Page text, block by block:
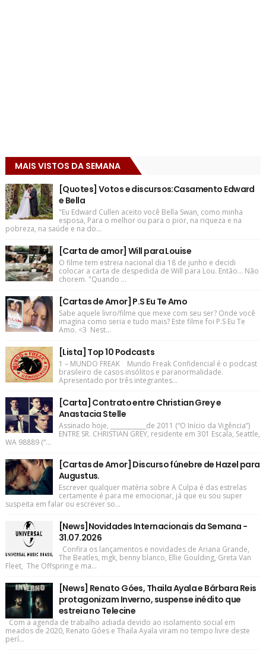
MAIS VISTOS DA SEMANA
[Quotes] Votos e discursos:Casamento Edward
e Bella
"Eu Edward Cullen aceito você Bella Swan, como minha
esposa, Para o melhor ou para o pior, na riqueza e na
pobreza, na saúde e na do...
[Carta de amor] Will para Louise
O filme tem estreia nacional dia 18 de junho e decidi
colocar a carta de despedida de Will para Lou. Então... Não
chorem. "Quando ...
[Cartas de Amor] P.S Eu Te Amo
Sabe aquele livro/filme que mexe com seu ser? Onde você
imagina como seria e tudo mais? Este filme foi P.S Eu Te
Amo. <3 Nest...
[Lista] Top 10 Podcasts
1 – MUNDO FREAK Mundo Freak Confidencial é o podcast
brasileiro de casos insólitos e paranormalidade.
Apresentado por três integrantes...
[Carta] Contrato entre Christian Grey e
Anastacia Stelle
Assinado hoje, ____________de 2011 (“O Início da Vigência”)
ENTRE SR. CHRISTIAN GREY, residente em 301 Escala, Seattle,
WA 98889 (“...
[Cartas de Amor] Discurso fúnebre de Hazel para
Augustus.
Escrever qualquer matéria sobre A Culpa é das estrelas
certamente é para me emocionar, já que eu sou super
suspeita em falar ou escrever so...
[News]Novidades Internacionais da Semana -
31.07.2026
Confira os lançamentos e novidades de Ariana Grande,
The Beatles, mgk, benny blanco, Ellie Goulding, Greta Van
Fleet, The Offspring e ma...
[News] Renato Góes, Thaila Ayala e Bárbara Reis
protagonizam Inverno, suspense inédito que
estreia no Telecine
Com a agenda de trabalho adiada devido ao isolamento social em
meados de 2020, Renato Góes e Thaila Ayala viram no tempo livre deste
perí...